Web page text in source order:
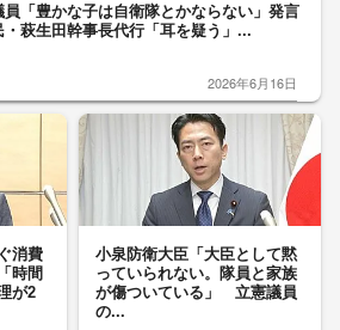
員「豊かな子は自衛隊とかならない」発言
・萩生田幹事長代行「耳を疑う」...
2026年6月16日
消費
時間
が2
小泉防衛大臣「大臣として黙
っていられない。隊員と家族
が傷ついている」 立憲議員
の...